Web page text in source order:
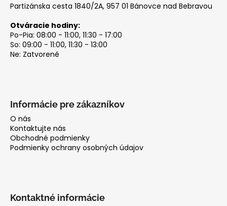
Partizánska cesta 1840/2A, 957 01 Bánovce nad Bebravou
Otváracie hodiny:
Po-Pia: 08:00 - 11:00, 11:30 - 17:00
So: 09:00 - 11:00, 11:30 - 13:00
Ne: Zatvorené
Informácie pre zákazníkov
O nás
Kontaktujte nás
Obchodné podmienky
Podmienky ochrany osobných údajov
Kontaktné informácie